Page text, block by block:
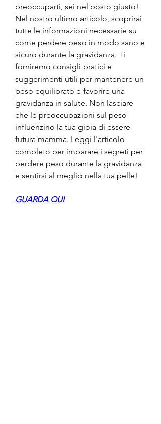
preoccuparti, sei nel posto giusto!
Nel nostro ultimo articolo, scoprirai
tutte le informazioni necessarie su
come perdere peso in modo sano e
sicuro durante la gravidanza. Ti
forniremo consigli pratici e
suggerimenti utili per mantenere un
peso equilibrato e favorire una
gravidanza in salute. Non lasciare
che le preoccupazioni sul peso
influenzino la tua gioia di essere
futura mamma. Leggi l'articolo
completo per imparare i segreti per
perdere peso durante la gravidanza
e sentirsi al meglio nella tua pelle!
GUARDA QUI